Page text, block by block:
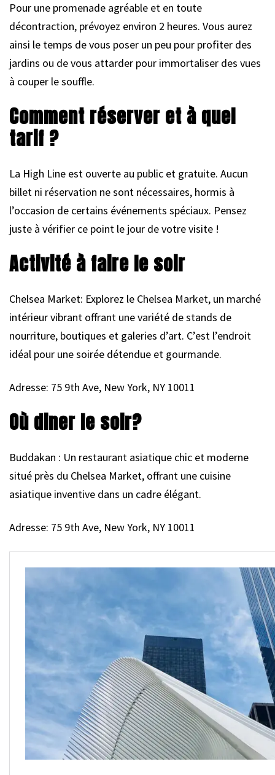
Pour une promenade agréable et en toute
décontraction, prévoyez environ 2 heures. Vous aurez
ainsi le temps de vous poser un peu pour profiter des
jardins ou de vous attarder pour immortaliser des vues
à couper le souffle.
Comment réserver et à quel
tarif ?
La High Line est ouverte au public et gratuite. Aucun
billet ni réservation ne sont nécessaires, hormis à
l’occasion de certains événements spéciaux. Pensez
juste à vérifier ce point le jour de votre visite !
Activité à faire le soir
Chelsea Market: Explorez le Chelsea Market, un marché
intérieur vibrant offrant une variété de stands de
nourriture, boutiques et galeries d’art. C’est l’endroit
idéal pour une soirée détendue et gourmande.
Adresse: 75 9th Ave, New York, NY 10011
Où diner le soir?
Buddakan : Un restaurant asiatique chic et moderne
situé près du Chelsea Market, offrant une cuisine
asiatique inventive dans un cadre élégant.
Adresse: 75 9th Ave, New York, NY 10011